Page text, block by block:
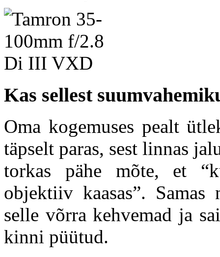
Kas sellest
Oma kogemuses pealt
täpselt paras, sest linnas
torkas pähe mõte, et
objektiiv kaasas”.
selle võrra kehvemad ja
kinni püütud.